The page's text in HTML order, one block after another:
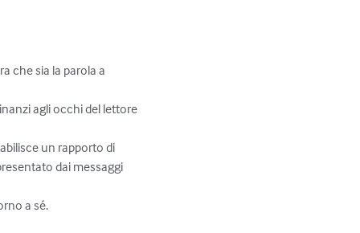
che sia la parola a
agli occhi del lettore
un rapporto di
dai messaggi
a sé.